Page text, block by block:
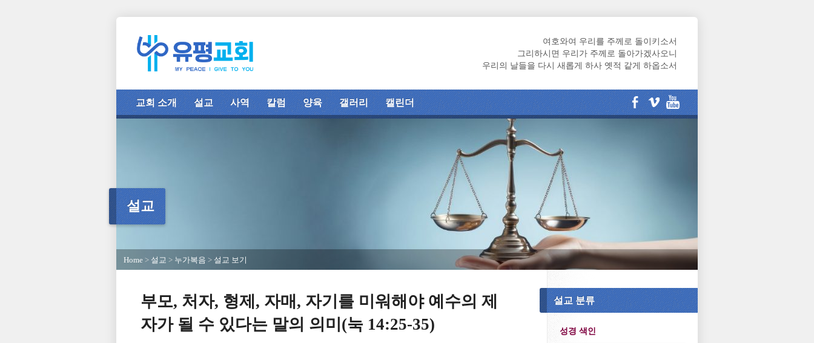
여호와여 우리를 주께로 돌이키소서
그리하시면 우리가 주께로 돌아가겠사오니
우리의 날들을 다시 새롭게 하사 옛적 같게 하옵소서
교회 소개 설교 사역 칼럼 양육 갤러리 캘린더
설교
Home > 설교 > 누가복음 > 설교 보기
부모, 처자, 형제, 자매, 자기를 미워해야 예수의 제
자가 될 수 있다는 말의 의미(눅 14:25-35)
설교 분류
성경 색인